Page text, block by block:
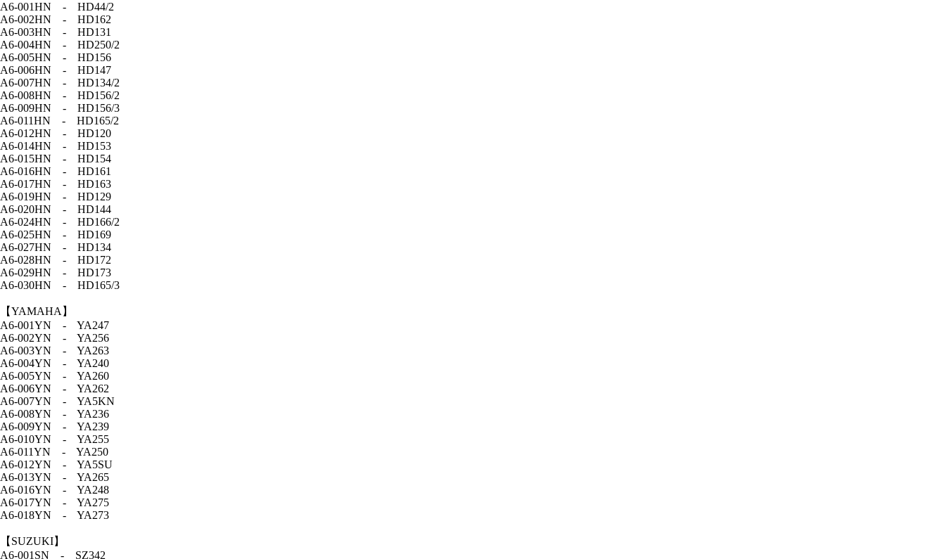
A6-001HN - HD44/2
A6-002HN - HD162
A6-003HN - HD131
A6-004HN - HD250/2
A6-005HN - HD156
A6-006HN - HD147
A6-007HN - HD134/2
A6-008HN - HD156/2
A6-009HN - HD156/3
A6-011HN - HD165/2
A6-012HN - HD120
A6-014HN - HD153
A6-015HN - HD154
A6-016HN - HD161
A6-017HN - HD163
A6-019HN - HD129
A6-020HN - HD144
A6-024HN - HD166/2
A6-025HN - HD169
A6-027HN - HD134
A6-028HN - HD172
A6-029HN - HD173
A6-030HN - HD165/3
【YAMAHA】
A6-001YN - YA247
A6-002YN - YA256
A6-003YN - YA263
A6-004YN - YA240
A6-005YN - YA260
A6-006YN - YA262
A6-007YN - YA5KN
A6-008YN - YA236
A6-009YN - YA239
A6-010YN - YA255
A6-011YN - YA250
A6-012YN - YA5SU
A6-013YN - YA265
A6-016YN - YA248
A6-017YN - YA275
A6-018YN - YA273
【SUZUKI】
A6-001SN - SZ342